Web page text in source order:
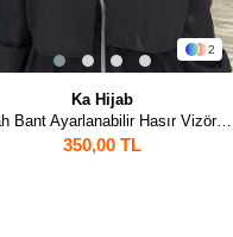
2
Ka Hijab
Siyah Bant Ayarlanabilir Hasır Vizör Şapka - Bej
350,00 TL